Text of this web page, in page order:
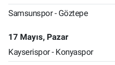
Samsunspor - Göztepe
17 Mayıs, Pazar
Kayserispor - Konyaspor